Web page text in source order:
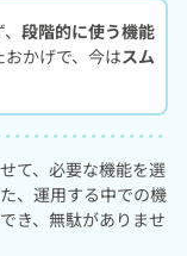
段階的に使う機能
おかげで、今はスム
て、必要な機能を選
、運用する中での機
き、無駄がありませ